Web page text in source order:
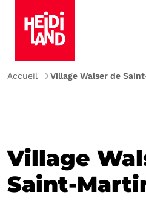
Accueil Village Walser de
Village
Saint-